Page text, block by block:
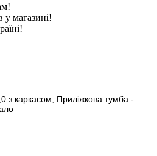
у магазині!
з каркасом; Приліжкова тумба -